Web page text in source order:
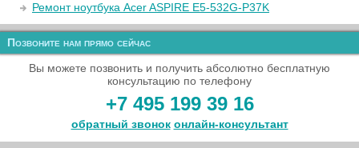
Ремонт ноутбука Acer ASPIRE E5-532G-P37K
Позвоните нам прямо сейчас
Вы можете позвонить и получить абсолютно бесплатную
консультацию по телефону
+7 495 199 39 16
обратный звонок онлайн‑консультант